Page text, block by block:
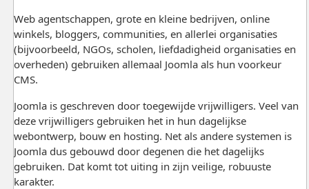
Web agentschappen, grote en kleine bedrijven, online
winkels, bloggers, communities, en allerlei organisaties
(bijvoorbeeld, NGOs, scholen, liefdadigheid organisaties en
overheden) gebruiken allemaal Joomla als hun voorkeur
CMS.
Joomla is geschreven door toegewijde vrijwilligers. Veel van
deze vrijwilligers gebruiken het in hun dagelijkse
webontwerp, bouw en hosting. Net als andere systemen is
Joomla dus gebouwd door degenen die het dagelijks
gebruiken. Dat komt tot uiting in zijn veilige, robuuste
karakter.